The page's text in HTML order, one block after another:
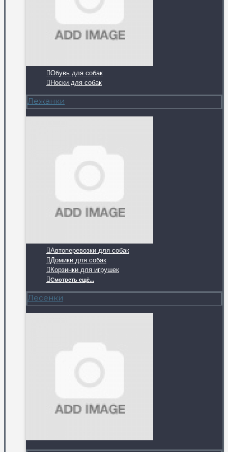
Обувь для собак
Носки для собак
Лежанки
Автоперевозки для собак
Домики для собак
Корзинки для игрушек
Смотреть ещё...
Лесенки